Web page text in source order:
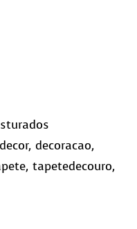
decor,decoracao,
,tapetedecouro,